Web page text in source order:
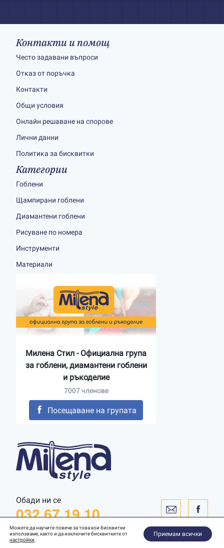
Обади ни се
032 67 19 10
Контакти и помощ
Често задавани въпроси
Отказ от поръчка
Контакти
Общи условия
Онлайн решаване на спорове
Лични данни
Политика за бисквитки
Категории
Гоблени
Щампирани гоблени
Диамантени гоблени
Рисуване по номера
Инструменти
Материали
Милена Стил - Официална група
за гоблени, диамантени гоблени
и ръкоделие
7007 членове
Посещаване на групата
Уебсайт от
Можете да научите повече за това кои бисквитки
използваме, както и да изключите бисквитките от
настройки
Приемам всички